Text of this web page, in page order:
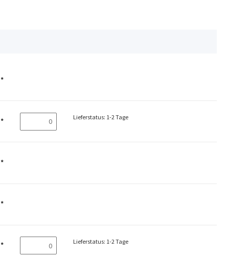
*
* Lieferstatus: 1-2 Tage
*
*
* Lieferstatus: 1-2 Tage